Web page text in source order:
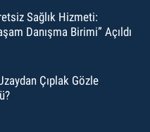
Sağlık Hizmeti:
Danışma Birimi” Açıldı
Çıplak Gözle